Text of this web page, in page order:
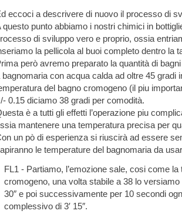
eccoci a descrivere di nuovo il processo di
questo punto abbiamo i nostri chimici in
di sviluppo vero e proprio, ossia
la pellicola al buoi completo dentro la
però avremo preparato la quantità di
bagnomaria con acqua calda ad oltre 45 gradi
del bagno cromogeno (il piu
0.15 diciamo 38 gradi per comodità.
è a tutti gli effetti l’operazione piu
mantenere una temperatura precisa per
un pò di esperienza si riuscirà ad essere
le temperature del bagnomaria da
FL1 - Partiamo, l’emozione sale, cosi come
cromogeno, una volta stabile a 38 lo
30″ e poi successivamente per 10 secondi
complessivo di 3′ 15″.